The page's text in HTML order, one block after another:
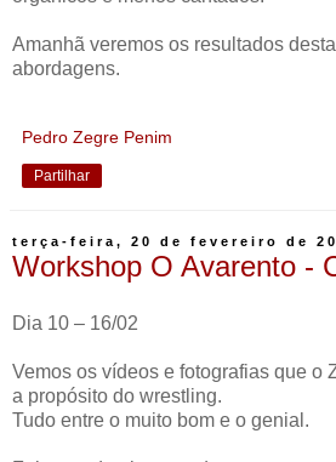
Amanhã veremos os resultados
abordagens.
Pedro Zegre Penim
Partilhar
terça-feira, 20 de fevereiro de
Workshop O Avarento -
Dia 10 – 16/02
Vemos os vídeos e fotografias que o
a propósito do wrestling.
Tudo entre o muito bom e o genial.